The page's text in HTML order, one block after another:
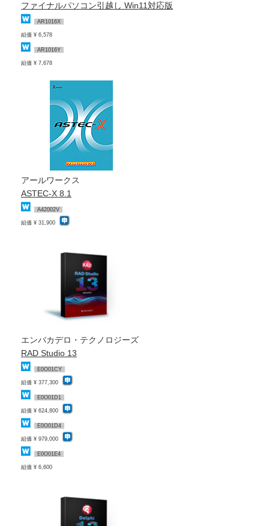
ファイナルパソコン引越し Win11対応版
AR1016X
組価 ¥ 6,578
AR1016Y
組価 ¥ 7,678
アールワークス
ASTEC-X 8.1
A42002V
組価 ¥ 31,900
エンバカデロ・テクノロジーズ
RAD Studio 13
E0O01CY
組価 ¥ 377,300
E0O01D1
組価 ¥ 624,800
E0O01D4
組価 ¥ 979,000
E0O01E4
組価 ¥ 6,600